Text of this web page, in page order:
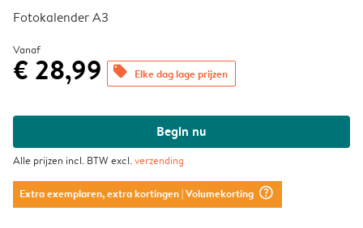
Fotokalender A3
Vanaf
€ 28,99 offers Elke dag lage prijzen
Begin nu
Alle prijzen incl. BTW excl.verzending
Extra exemplaren, extra kortingen| Volumekorting question_mark_circle